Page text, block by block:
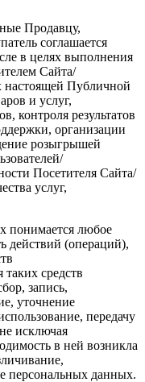
Продавцу,
соглашается
в целях выполнения
Сайта/
настоящей Публичной
и услуг,
контроля результатов
организации
розыгрышей
Посетителя Сайта/
услуг,
понимается любое
действий (операций),
средств
запись,
уточнение
передачу
исключая
в ней возникла
персональных данных.